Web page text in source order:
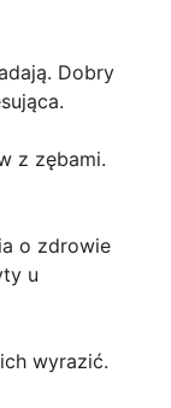
Dobry
z zębami.
o zdrowie
u
wyrazić.